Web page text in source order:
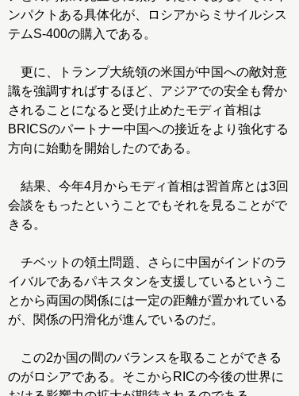
ンパクトある具体化が、ロシアからミサイルシス
テムS-400の購入である。
更に、トランプ大統領の米国が中国への敵対意
識を強調すればするほど、アジアでの安全も脅か
されることになると受け止めたモディ首相は
BRICSのパートナー中国への接近をより強化する
方向に始動を開始したのである。
結果、今年4月からモディ首相は習首席とは3回
会談をもったということでもそれを見ることがで
きる。
チベットの領土問題、さらに中国がインドのラ
イバルであるパキスタンを支援しているというこ
とから両国の関係には一定の距離が置かれている
が、関係の円滑化が進んでいるのだ。
この2か国の間のバランスを取ることができる
のがロシアである。そこからRICの今後の世界に